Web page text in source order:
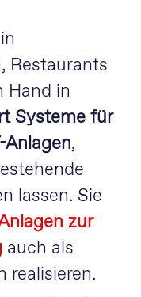
Restaurants
Hand in
Systeme für
,
lassen. Sie
zur
auch als
realisieren.